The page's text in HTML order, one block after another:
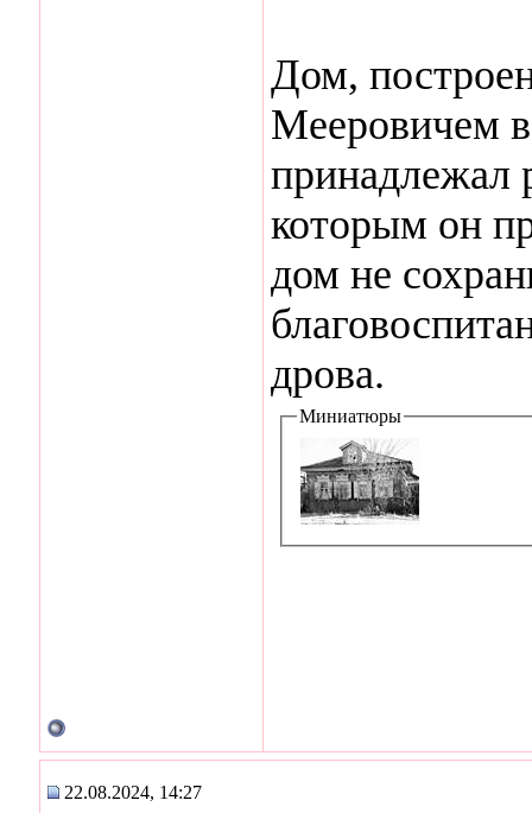
Дом,
Мееровичем
принадлежал
которым он
дом не
дрова.
Миниатюры
22.08.2024, 14:27